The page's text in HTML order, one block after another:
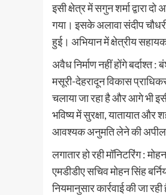
इसी क्षेत्र में सगुन शर्मा द्वारा
गया। इसके अलावा संदीप
हुई। अभियान में क्षेत्रीय
अवैध निर्माण नहीं होंगे बर्दाश्त :
मसूरी-देहरादून विकास
चलाया जा रहा है और आगे भी
भविष्य में सुरक्षा, यातायात
आवश्यक अनुमति लेने की अपील
लगातार हो रही मॉनिटरिंग :
एमडीडीए सचिव मोहन सिंह
नियमानुसार कार्रवाई की जा